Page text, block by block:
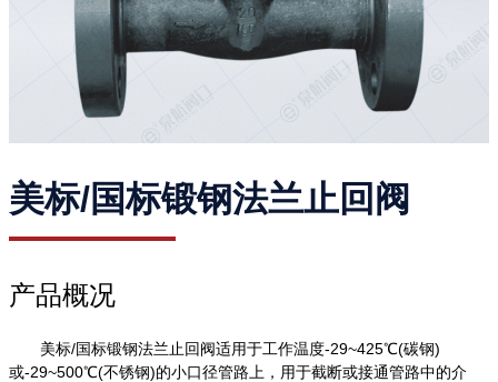
美标/国标锻钢法兰止回阀
产品概况
美标/国标锻钢法兰止回阀适用于工作温度-29~425℃(碳钢)
或-29~500℃(不锈钢)的小口径管路上，用于截断或接通管路中的介